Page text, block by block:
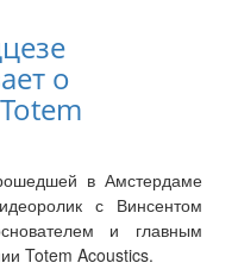
о
в Амстердаме
с Винсентом
и главным
Totem Acoustics.